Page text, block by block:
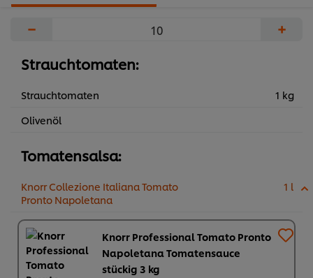
− +
Strauchtomaten:
Strauchtomaten
1 kg
Olivenöl
Tomatensalsa:
Knorr Collezione Italiana Tomato
Pronto Napoletana
1 l
Knorr Professional Tomato Pronto
Napoletana Tomatensauce
stückig 3 kg